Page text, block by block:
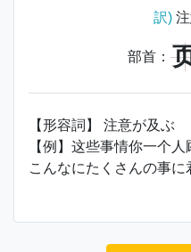
訳)注
部首：
【形容詞】 注意が及ぶ
【例】这些事情你一个人
こんなにたくさんの事